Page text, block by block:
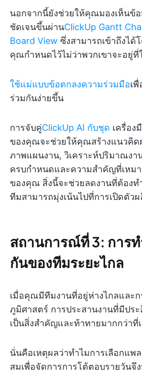
นอกจากนี้ยังช่วยให้คุณมองเห็นข้
ชัดเจนขึ้นผ่านClickUp Gantt
Board View ซึ่งสามารถเข้าถึงไ
คุณกำหนดไว้ไม่ว่าพวกเขาจะอยู่ที่
ใช้แม่แบบข้อตกลงความร่วมมือเ
ร่วมกันง่ายขึ้น
การจับคู่ClickUp AI กับชุด เครื่อง
ของคุณจะช่วยให้คุณสร้างแนวคิ
ภาพแผนงาน, วิเคราะห์ปริมาณง
ครบกำหนดและความสำคัญที่เหม
ของคุณ สิ่งนี้จะช่วยลดงานที่ต้องท
ทีมสามารถมุ่งเน้นไปที่การเปิดตั
สถานการณ์ที่ 3: การ
กันของทีมระยะไกล
เมื่อคุณมีทีมงานที่อยู่ห่างไกลและก
ภูมิศาสตร์ การประสานงานที่มีปร
เป็นสิ่งสำคัญและท้าทายมากกว่าที่
นั่นคือเหตุผลว่าทำไมการเลือกแพ
สมเพื่อจัดการการโต้ตอบรายวันจึ